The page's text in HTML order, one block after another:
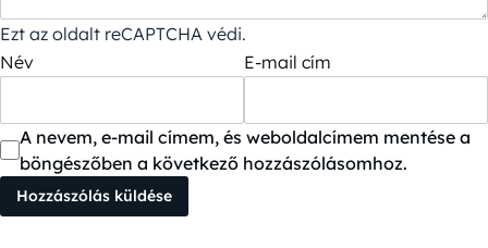
Ezt az oldalt reCAPTCHA védi.
Név
E-mail cím
A nevem, e-mail címem, és weboldalcímem mentése a
böngészőben a következő hozzászólásomhoz.